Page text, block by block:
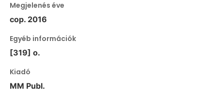
Megjelenés éve
cop. 2016
Egyéb információk
[319] o.
Kiadó
MM Publ.